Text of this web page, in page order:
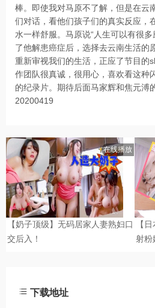
棒。即使我对马原不了解，但是在云
们对话，看他们孩子们的真实反应，
水一样舒服。马原说“人生可以有很
了他解患癌症后，选择去云南生活的
重新审视我们的生活，正应了节目的
作团队很真诚，很用心，喜欢看这种
的纪录片。期待后面马家辉和焦元溥
20200419
下载地址